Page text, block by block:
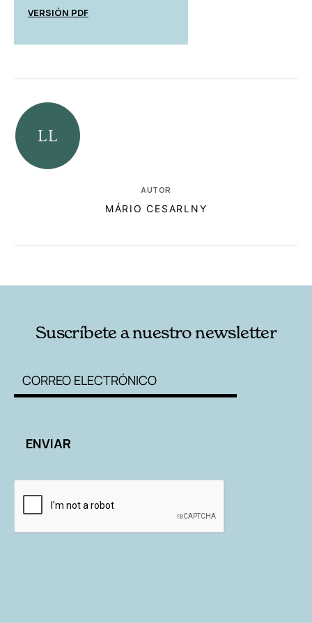
VERSIÓN PDF
AUTOR
MÁRIO CESARLNY
Suscríbete a nuestro newsletter